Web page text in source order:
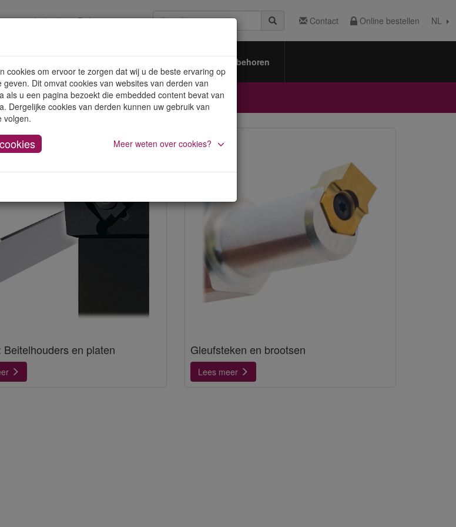
Contact Online bestellen NL
LinkedIn Referenties
Toebehoren
cookies om ervoor te zorgen dat wij u de beste ervaring op
geven. Dit omvat cookies van websites van derden van
als u een pagina bezoekt die embedded content bevat van
Dergelijke cookies van derden kunnen uw gebruik van
volgen.
Meer weten over cookies?
Beitelhouders en platen Gleufsteken en brootsen
Lees meer